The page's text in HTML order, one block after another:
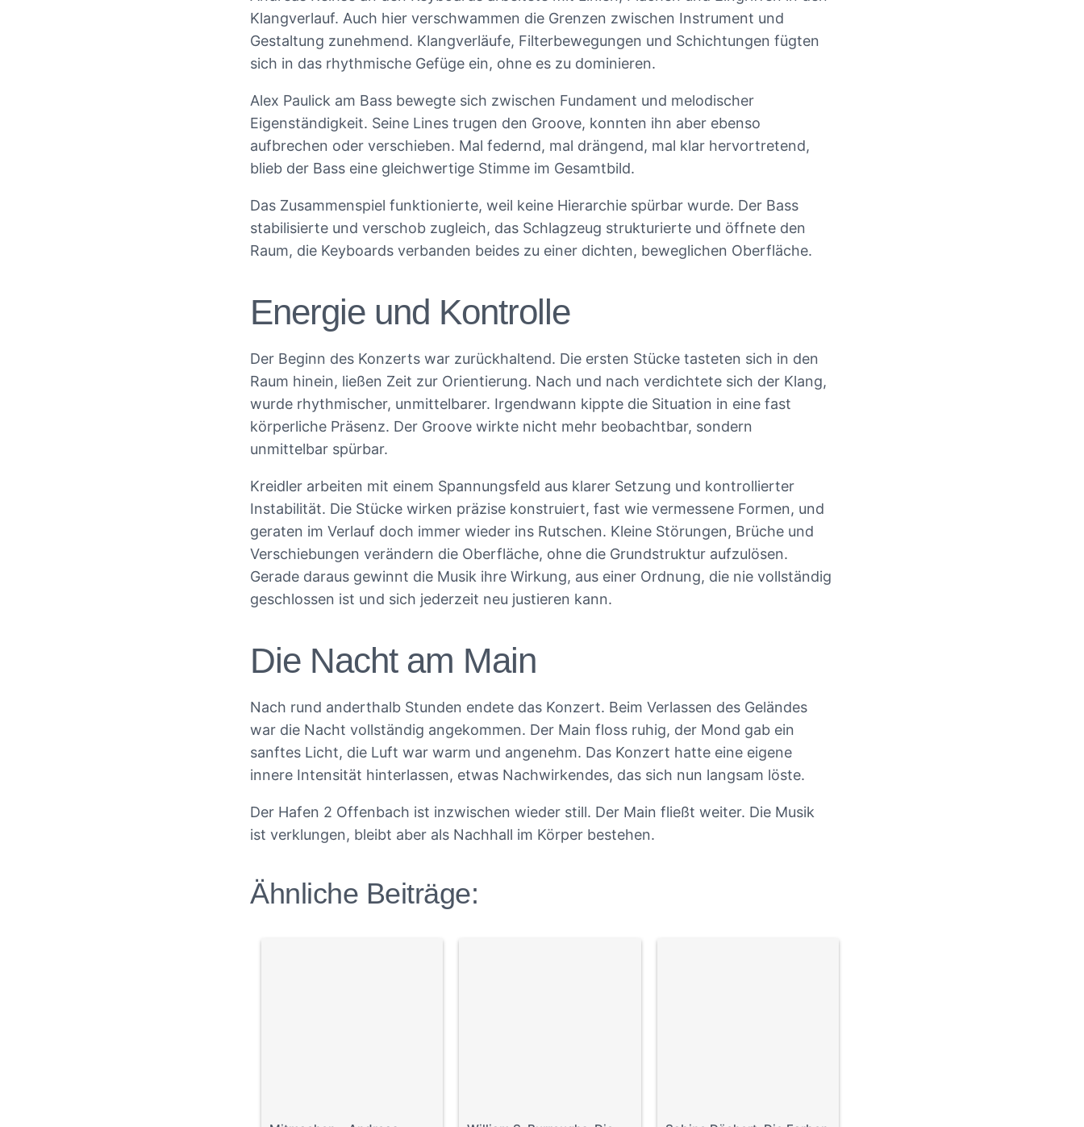
Klangverlauf. Auch hier verschwammen die Grenzen zwischen Instrument und
Gestaltung zunehmend. Klangverläufe, Filterbewegungen und Schichtungen fügten
sich in das rhythmische Gefüge ein, ohne es zu dominieren.
Alex Paulick am Bass bewegte sich zwischen Fundament und melodischer
Eigenständigkeit. Seine Lines trugen den Groove, konnten ihn aber ebenso
aufbrechen oder verschieben. Mal federnd, mal drängend, mal klar hervortretend,
blieb der Bass eine gleichwertige Stimme im Gesamtbild.
Das Zusammenspiel funktionierte, weil keine Hierarchie spürbar wurde. Der Bass
stabilisierte und verschob zugleich, das Schlagzeug strukturierte und öffnete den
Raum, die Keyboards verbanden beides zu einer dichten, beweglichen Oberfläche.
Energie und Kontrolle
Der Beginn des Konzerts war zurückhaltend. Die ersten Stücke tasteten sich in den
Raum hinein, ließen Zeit zur Orientierung. Nach und nach verdichtete sich der Klang,
wurde rhythmischer, unmittelbarer. Irgendwann kippte die Situation in eine fast
körperliche Präsenz. Der Groove wirkte nicht mehr beobachtbar, sondern
unmittelbar spürbar.
Kreidler arbeiten mit einem Spannungsfeld aus klarer Setzung und kontrollierter
Instabilität. Die Stücke wirken präzise konstruiert, fast wie vermessene Formen, und
geraten im Verlauf doch immer wieder ins Rutschen. Kleine Störungen, Brüche und
Verschiebungen verändern die Oberfläche, ohne die Grundstruktur aufzulösen.
Gerade daraus gewinnt die Musik ihre Wirkung, aus einer Ordnung, die nie vollständig
geschlossen ist und sich jederzeit neu justieren kann.
Die Nacht am Main
Nach rund anderthalb Stunden endete das Konzert. Beim Verlassen des Geländes
war die Nacht vollständig angekommen. Der Main floss ruhig, der Mond gab ein
sanftes Licht, die Luft war warm und angenehm. Das Konzert hatte eine eigene
innere Intensität hinterlassen, etwas Nachwirkendes, das sich nun langsam löste.
Der Hafen 2 Offenbach ist inzwischen wieder still. Der Main fließt weiter. Die Musik
ist verklungen, bleibt aber als Nachhall im Körper bestehen.
Ähnliche Beiträge: